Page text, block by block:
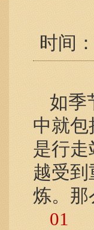
时间
如季
中就
是行
越受
炼。那
01